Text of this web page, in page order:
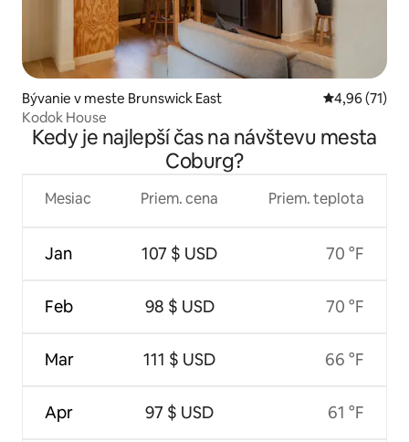
Bývanie v meste Brunswick East Priemerné
4,96 (71)
Kodok House
Kedy je najlepší čas na návštevu mesta
Coburg?
Mesiac
Jan
Feb
Mar
Apr
Priem. cena
107 $ USD
98 $ USD
111 $ USD
97 $ USD
Priem. teplota
70 °F
70 °F
66 °F
61 °F